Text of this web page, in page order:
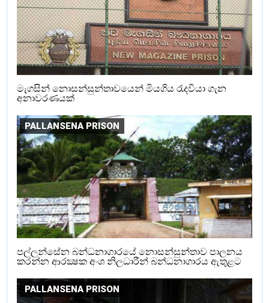
මැගසින් නොසන්සුන්තාවයෙන් මියගිය රැදවියා ගැන
අනාවරණයක්
PALLANSENA PRISON
පල්ලන්සේන බන්ධනාගාරයේ නොසන්සුන්තාව පාලනය
කරන්න ආරක්‍ෂක අංශ නිලධාරීන් බන්ධනාගාරය ඇතුළට
PALLANSENA PRISON